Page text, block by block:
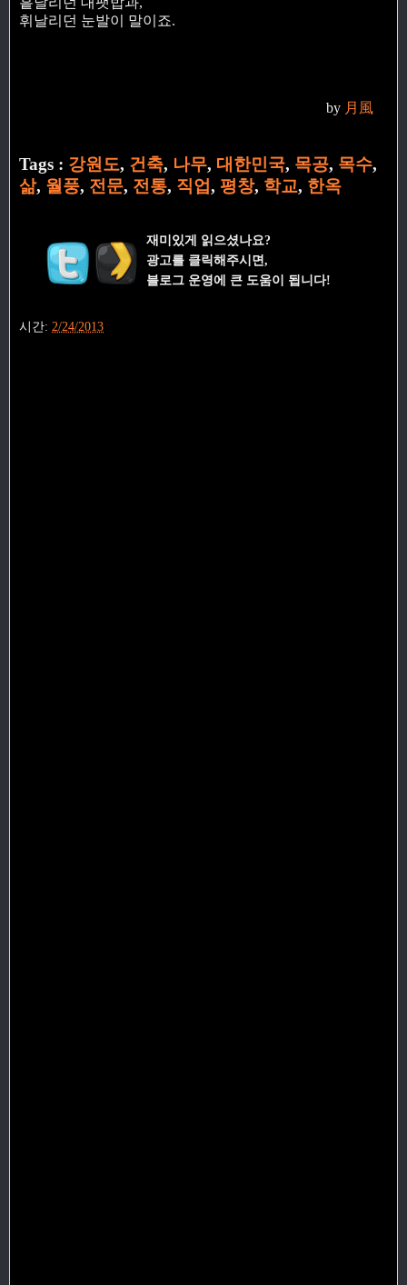
휘날리던 눈발이 말이죠.
by 月風
Tags : 강원도, 건축, 나무, 대한민국, 목공, 목수,
삶, 월풍, 전문, 전통, 직업, 평창, 학교, 한옥
재미있게 읽으셨나요?
광고를 클릭해주시면,
블로그 운영에 큰 도움이 됩니다!
시간: 2/24/2013